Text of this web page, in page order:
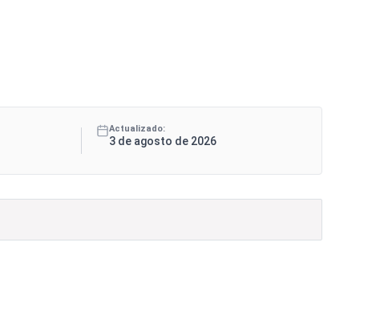
Actualizado:
3 de agosto de 2026